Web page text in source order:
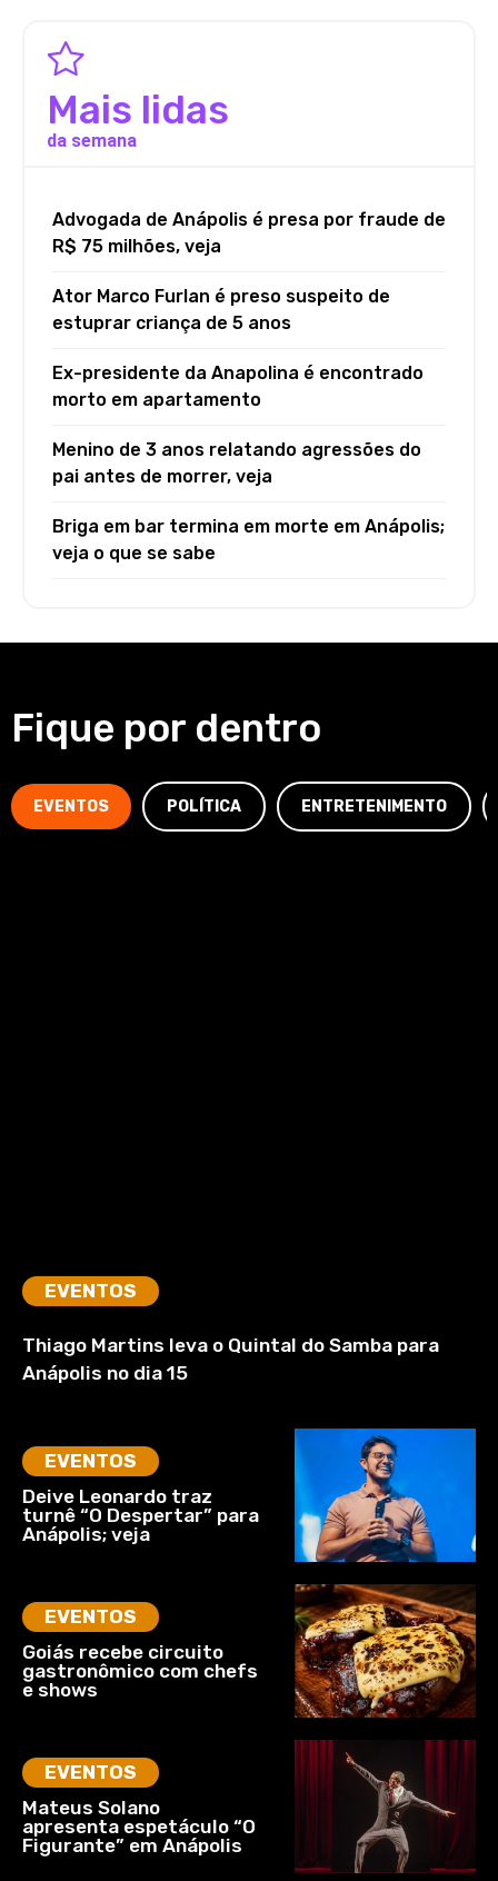
Mais lidas
da semana
Advogada de Anápolis é presa por fraude de
R$ 75 milhões, veja
Ator Marco Furlan é preso suspeito de
estuprar criança de 5 anos
Ex-presidente da Anapolina é encontrado
morto em apartamento
Menino de 3 anos relatando agressões do
pai antes de morrer, veja
Briga em bar termina em morte em Anápolis;
veja o que se sabe
Fique por dentro
EVENTOS POLÍTICA ENTRETENIMENTO
EVENTOS
Thiago Martins leva o Quintal do Samba para
Anápolis no dia 15
EVENTOS
Deive Leonardo traz
turnê “O Despertar” para
Anápolis; veja
EVENTOS
Goiás recebe circuito
gastronômico com chefs
e shows
EVENTOS
Mateus Solano
apresenta espetáculo “O
Figurante” em Anápolis